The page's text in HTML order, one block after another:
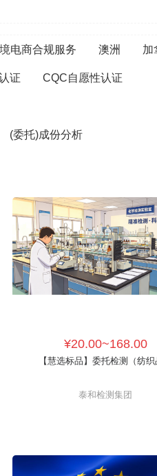
电商合规服务 澳洲 加
证 CQC自愿性认证
(委托)成份分析
¥20.00~168.00
【慧选标品】委托检测（纺织
泰和检测集团